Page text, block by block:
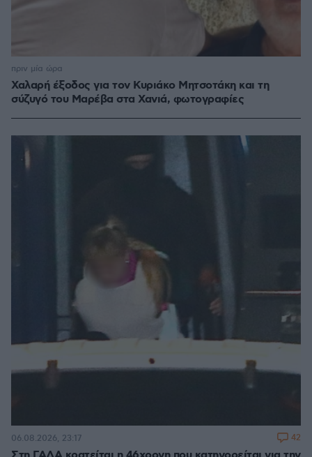
Χαλαρή έξοδος για τον Κυριάκο Μητσοτάκη και τη
σύζυγό του Μαρέβα στα Χανιά, φωτογραφίες
πριν μία ώρα
06.08.2026, 23:17 42